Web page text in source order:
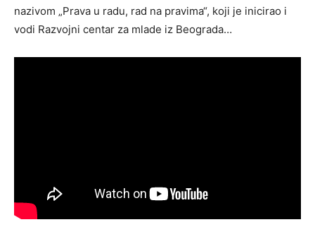
nazivom „Prava u radu, rad na pravima“, koji je inicirao i
vodi Razvojni centar za mlade iz Beograda…